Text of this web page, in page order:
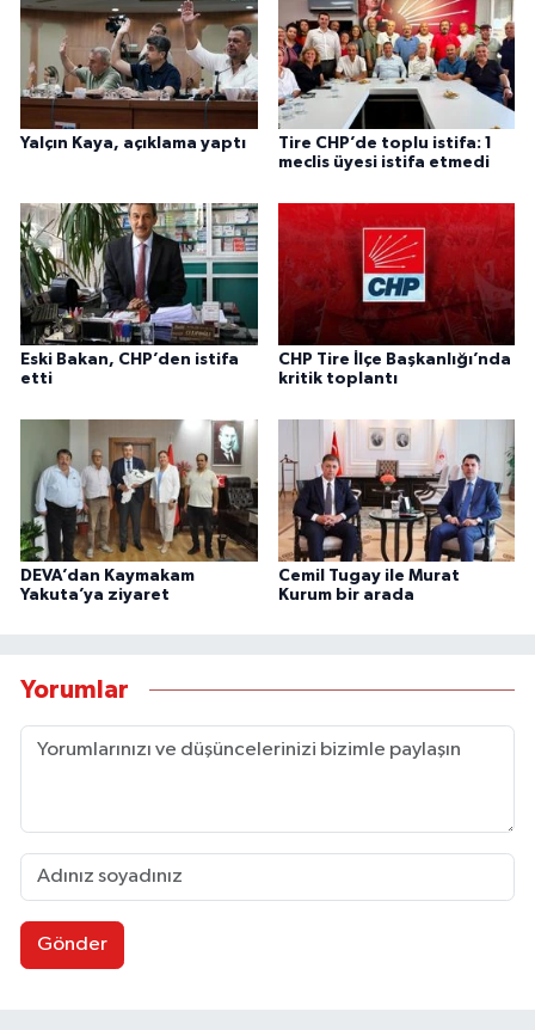
Yalçın Kaya, açıklama yaptı
Tire CHP’de toplu istifa: 1
meclis üyesi istifa etmedi
Eski Bakan, CHP’den istifa
etti
CHP Tire İlçe Başkanlığı’nda
kritik toplantı
DEVA’dan Kaymakam
Yakuta’ya ziyaret
Cemil Tugay ile Murat
Kurum bir arada
Yorumlar
Gönder